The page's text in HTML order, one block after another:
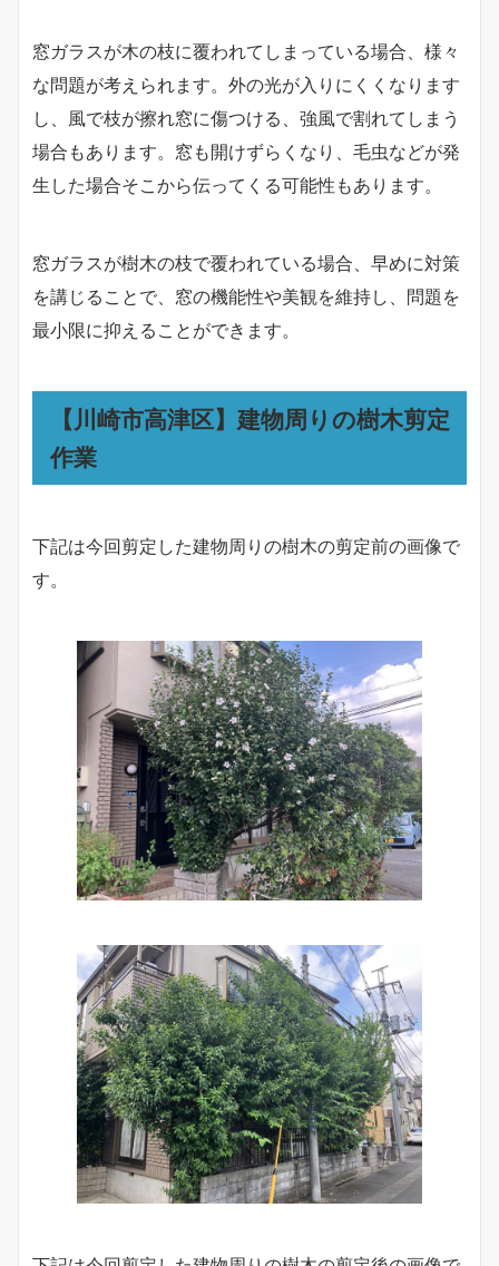
窓ガラスが木の枝に覆われてしまっている場合、様々
な問題が考えられます。外の光が入りにくくなります
し、風で枝が擦れ窓に傷つける、強風で割れてしまう
場合もあります。窓も開けずらくなり、毛虫などが発
生した場合そこから伝ってくる可能性もあります。
窓ガラスが樹木の枝で覆われている場合、早めに対策
を講じることで、窓の機能性や美観を維持し、問題を
最小限に抑えることができます。
【川崎市高津区】建物周りの樹木剪定
作業
下記は今回剪定した建物周りの樹木の剪定前の画像で
す。